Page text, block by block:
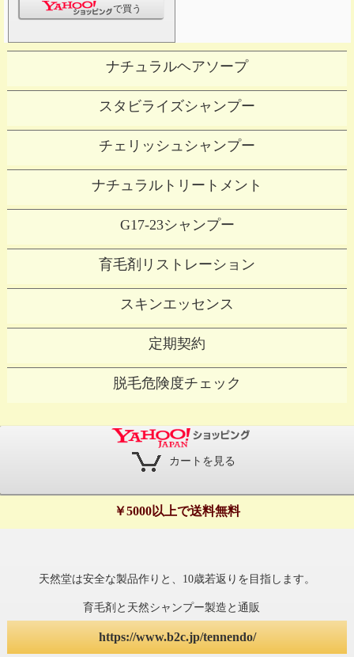
で買う
ナチュラルヘアソープ
スタビライズシャンプー
チェリッシュシャンプー
ナチュラルトリートメント
G17-23シャンプー
育毛剤リストレーション
スキンエッセンス
定期契約
脱毛危険度チェック
カートを見る
￥5000以上で送料無料
天然堂は安全な製品作りと、10歳若返りを目指します。
育毛剤と天然シャンプー製造と通販
https://www.b2c.jp/tennendo/